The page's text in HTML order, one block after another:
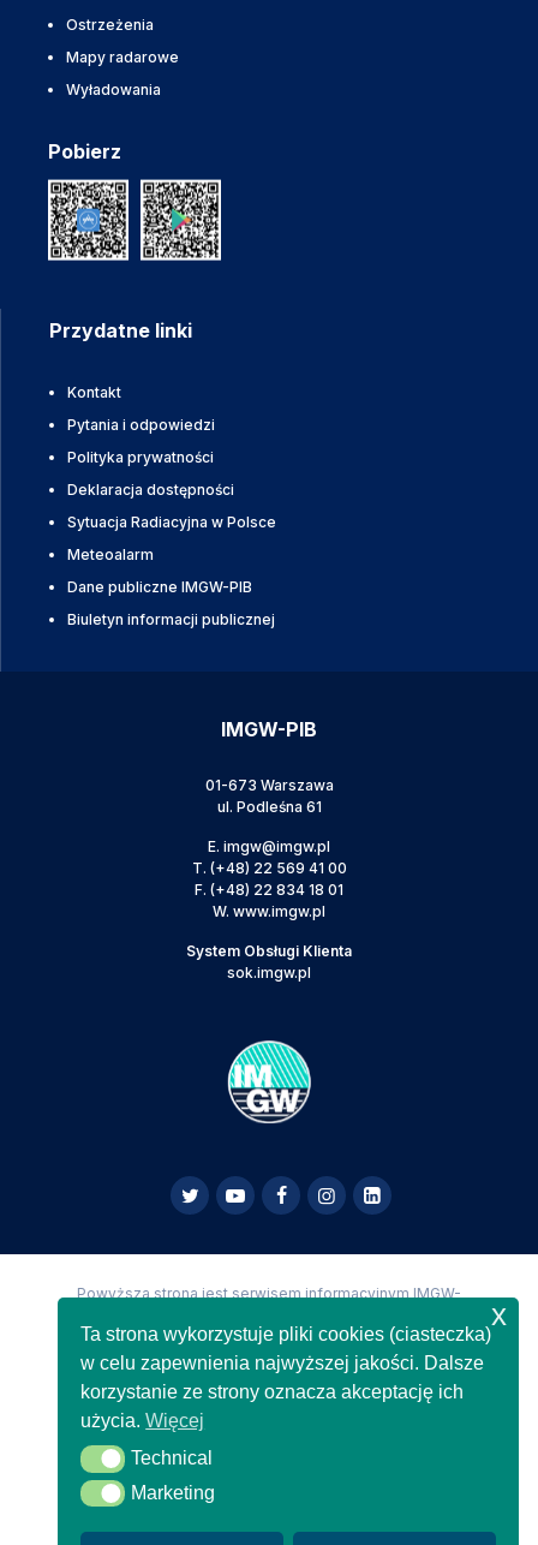
Ostrzeżenia
Mapy radarowe
Wyładowania
Pobierz
Przydatne linki
Kontakt
Pytania i odpowiedzi
Polityka prywatności
Deklaracja dostępności
Sytuacja Radiacyjna w Polsce
Meteoalarm
Dane publiczne IMGW-PIB
Biuletyn informacji publicznej
IMGW-PIB
01-673 Warszawa
ul. Podleśna 61
E. imgw@imgw.pl
T. (+48) 22 569 41 00
F. (+48) 22 834 18 01
W. www.imgw.pl
System Obsługi Klienta
sok.imgw.pl
Powyższa strona jest serwisem informacyjnym IMGW-
Copyright IMGW-PIB Wszelkie prawa zastrzeżone
Ta strona wykorzystuje pliki cookies (ciasteczka)
w celu zapewnienia najwyższej jakości. Dalsze
korzystanie ze strony oznacza akceptację ich
użycia.Więcej
Technical
Technical
Marketing
Marketing
x